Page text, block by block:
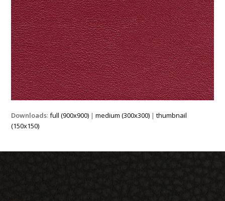
Downloads:full (900x900) |medium (300x300) |thumbnail
(150x150)